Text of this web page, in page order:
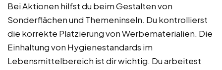
Bei Aktionen hilfst du beim Gestalten von
Sonderflächen und Themeninseln. Du kontrollierst
die korrekte Platzierung von Werbematerialien. Die
Einhaltung von Hygienestandards im
Lebensmittelbereich ist dir wichtig. Du arbeitest